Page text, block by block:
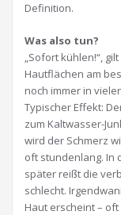
Definition.
Was also tun?
„Sofort kühlen!“,
Hautflächen am
noch immer in
Typischer Effekt:
zum Kaltwasser-
wird der Schmerz
oft stundenlang. In
später reißt die
schlecht.
Haut erscheint –